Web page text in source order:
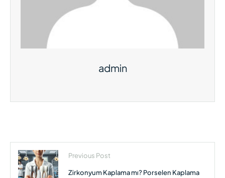
admin
Previous Post
Zirkonyum Kaplama mı? Porselen Kaplama